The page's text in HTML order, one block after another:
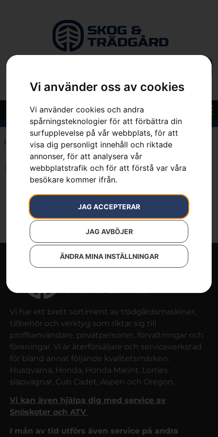
Vi använder oss av cookies
Vi använder cookies och andra
spårningsteknologier för att förbättra din
surfupplevelse på vår webbplats, för att
visa dig personligt innehåll och riktade
annonser, för att analysera vår
webbplatstrafik och för att förstå var våra
besökare kommer ifrån.
JAG ACCEPTERAR
JAG AVBÖJER
ÄNDRA MINA INSTÄLLNINGAR
Hem 1.5 mm
Inga resultat.
Vi har ett brett sortiment av trädgårdsmaskiner,
tillbehör och verktyg som riktar sig till
proffsanvändare, privatpersoner, förvaltningar och
föreningar. Vi är återförsäljare och serviceverkstad
för bland annat följande kvalitetsmärken:
Husqvarna, Honda, Honda Marint, Lorries
släpvagnar, Cub Cadet, Aspen och Oregon.
Vi kan även hjälpa dig med service av
Snöskoter och ATV
I mån av tid utförs även service på andra